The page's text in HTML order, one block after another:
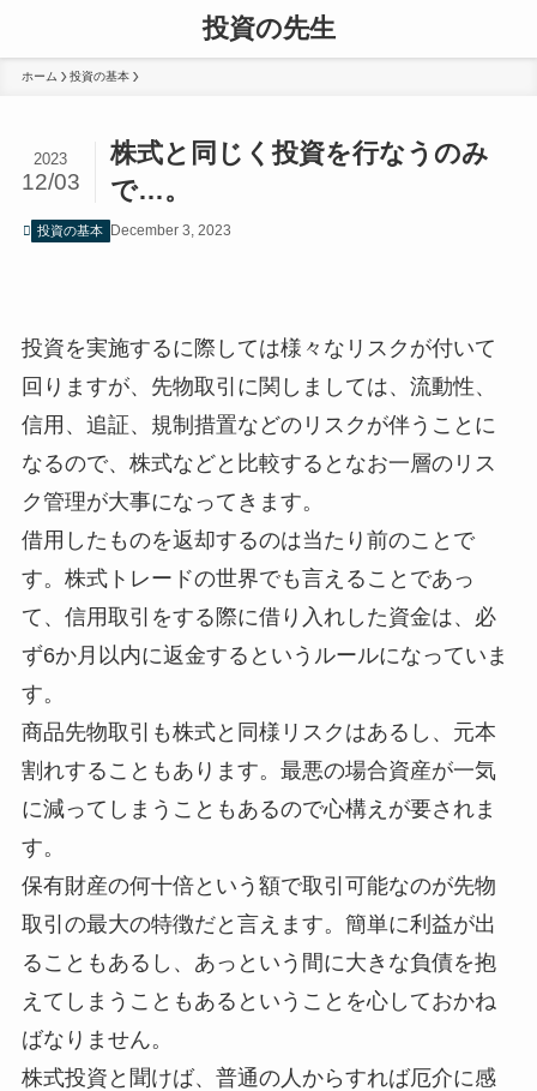
投資の先生
ホーム 投資の基本
株式と同じく投資を行なうのみ
で…。
2023
12/03
投資の基本 December 3, 2023
投資を実施するに際しては様々なリスクが付いて
回りますが、先物取引に関しましては、流動性、
信用、追証、規制措置などのリスクが伴うことに
なるので、株式などと比較するとなお一層のリス
ク管理が大事になってきます。
借用したものを返却するのは当たり前のことで
す。株式トレードの世界でも言えることであっ
て、信用取引をする際に借り入れした資金は、必
ず6か月以内に返金するというルールになっていま
す。
商品先物取引も株式と同様リスクはあるし、元本
割れすることもあります。最悪の場合資産が一気
に減ってしまうこともあるので心構えが要されま
す。
保有財産の何十倍という額で取引可能なのが先物
取引の最大の特徴だと言えます。簡単に利益が出
ることもあるし、あっという間に大きな負債を抱
えてしまうこともあるということを心しておかね
ばなりません。
株式投資と聞けば、普通の人からすれば厄介に感